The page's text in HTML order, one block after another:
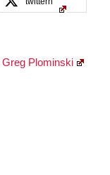
Greg Plominski